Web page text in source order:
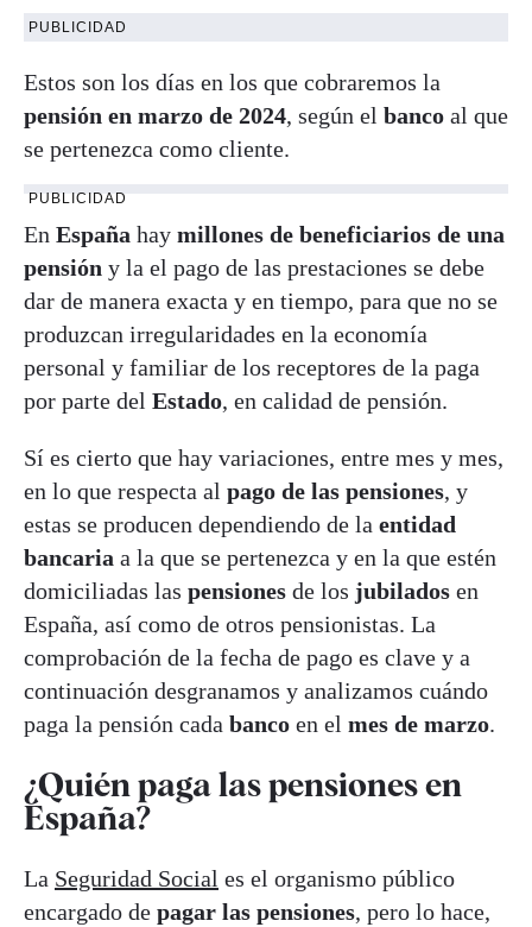
PUBLICIDAD
Estos son los días en los que cobraremos la
pensión en marzo de 2024, según el banco al que
se pertenezca como cliente.
PUBLICIDAD
En España hay millones de beneficiarios de una
pensión y la el pago de las prestaciones se debe
dar de manera exacta y en tiempo, para que no se
produzcan irregularidades en la economía
personal y familiar de los receptores de la paga
por parte del Estado, en calidad de pensión.
Sí es cierto que hay variaciones, entre mes y mes,
en lo que respecta al pago de las pensiones, y
estas se producen dependiendo de la entidad
bancaria a la que se pertenezca y en la que estén
domiciliadas las pensiones de los jubilados en
España, así como de otros pensionistas. La
comprobación de la fecha de pago es clave y a
continuación desgranamos y analizamos cuándo
paga la pensión cada banco en el mes de marzo.
¿Quién paga las pensiones en
España?
La Seguridad Social es el organismo público
encargado de pagar las pensiones, pero lo hace,